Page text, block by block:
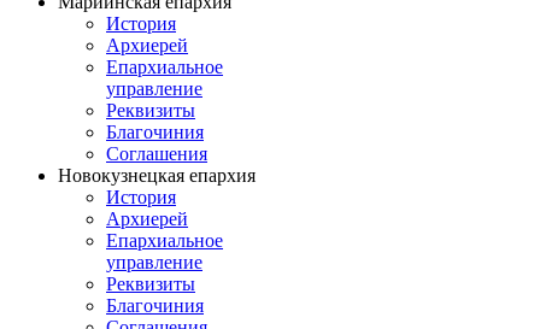
История
Архиерей
Епархиальное
управление
Реквизиты
Благочиния
Соглашения
Новокузнецкая епархия
История
Архиерей
Епархиальное
управление
Реквизиты
Благочиния